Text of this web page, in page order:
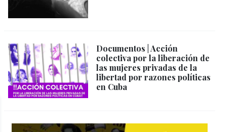
Documentos | Acción
colectiva por la liberación de
las mujeres privadas de la
libertad por razones políticas
en Cuba